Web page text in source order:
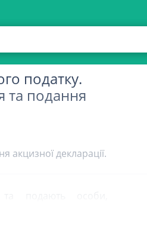
податку.
подання
декларації.